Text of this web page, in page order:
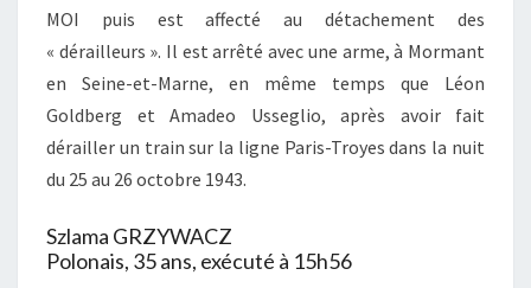
MOI puis est affecté au détachement des
« dérailleurs ». Il est arrêté avec une arme, à Mormant
en Seine-et-Marne, en même temps que Léon
Goldberg et Amadeo Usseglio, après avoir fait
dérailler un train sur la ligne Paris-Troyes dans la nuit
du 25 au 26 octobre 1943.
Szlama GRZYWACZ
Polonais, 35 ans, exécuté à 15h56